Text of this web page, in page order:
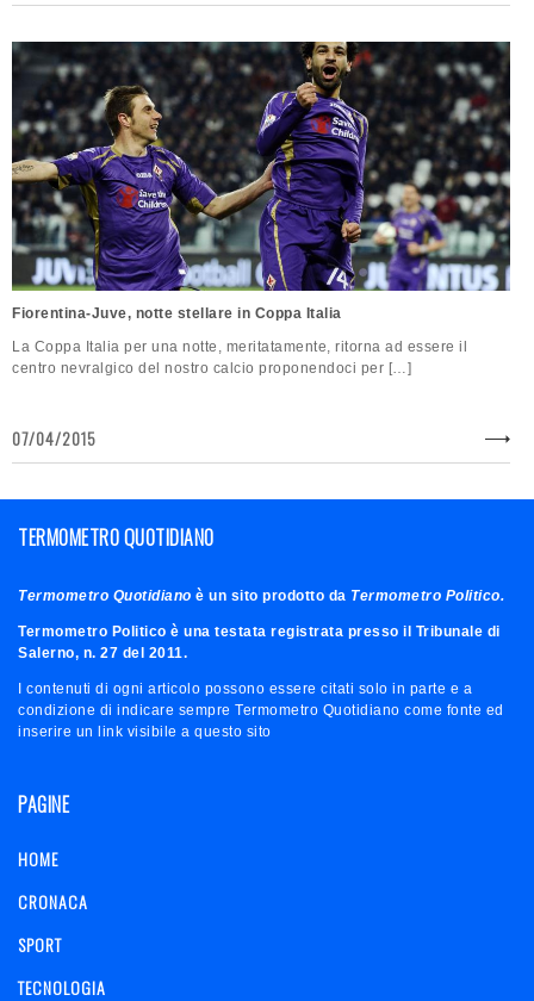
Fiorentina-Juve, notte stellare in Coppa Italia
La Coppa Italia per una notte, meritatamente, ritorna ad essere il
centro nevralgico del nostro calcio proponendoci per […]
07/04/2015
TERMOMETRO QUOTIDIANO
Termometro Quotidiano è un sito prodotto da Termometro Politico.
Termometro Politico è una testata registrata presso il Tribunale di
Salerno, n. 27 del 2011.
I contenuti di ogni articolo possono essere citati solo in parte e a
condizione di indicare sempre Termometro Quotidiano come fonte ed
inserire un link visibile a questo sito
PAGINE
HOME
CRONACA
SPORT
TECNOLOGIA